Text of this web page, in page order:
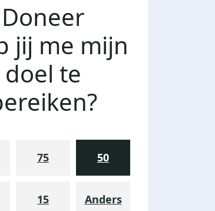
Doneer
jij me mijn
doel te
75 50
15 Anders